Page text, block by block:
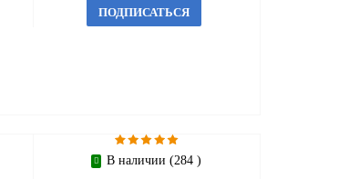
ПОДПИСАТЬСЯ
В наличии (284 )